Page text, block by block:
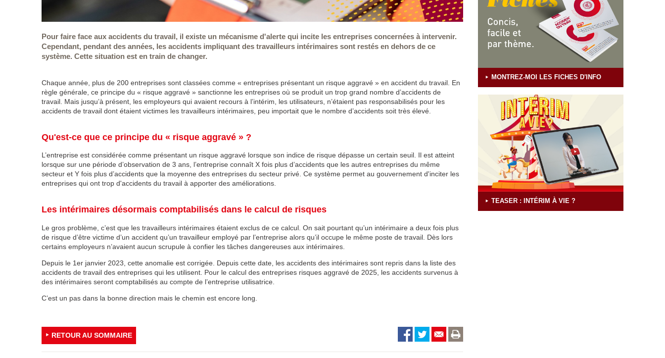
Pour faire face aux accidents du travail, il existe un mécanisme d'alerte qui incite les entreprises concernées à intervenir.
Cependant, pendant des années, les accidents impliquant des travailleurs intérimaires sont restés en dehors de ce
système. Cette situation est en train de changer.
Chaque année, plus de 200 entreprises sont classées comme « entreprises présentant un risque aggravé » en accident du travail. En
règle générale, ce principe du « risque aggravé » sanctionne les entreprises où se produit un trop grand nombre d’accidents de
travail. Mais jusqu’à présent, les employeurs qui avaient recours à l’intérim, les utilisateurs, n’étaient pas responsabilisés pour les
accidents de travail dont étaient victimes les travailleurs intérimaires, peu importait que le nombre d’accidents soit très élevé.
Qu'est-ce que ce principe du « risque aggravé » ?
L’entreprise est considérée comme présentant un risque aggravé lorsque son indice de risque dépasse un certain seuil. Il est atteint
lorsque sur une période d’observation de 3 ans, l’entreprise connaît X fois plus d’accidents que les autres entreprises du même
secteur et Y fois plus d’accidents que la moyenne des entreprises du secteur privé. Ce système permet au gouvernement d'inciter les
entreprises qui ont trop d'accidents du travail à apporter des améliorations.
Les intérimaires désormais comptabilisés dans le calcul de risques
Le gros problème, c’est que les travailleurs intérimaires étaient exclus de ce calcul. On sait pourtant qu’un intérimaire a deux fois plus
de risque d’être victime d’un accident qu’un travailleur employé par l’entreprise alors qu’il occupe le même poste de travail. Dès lors
certains employeurs n’avaient aucun scrupule à confier les tâches dangereuses aux intérimaires.
Depuis le 1er janvier 2023, cette anomalie est corrigée. Depuis cette date, les accidents des intérimaires sont repris dans la liste des
accidents de travail des entreprises qui les utilisent. Pour le calcul des entreprises risques aggravé de 2025, les accidents survenus à
des intérimaires seront comptabilisés au compte de l’entreprise utilisatrice.
C’est un pas dans la bonne direction mais le chemin est encore long.
RETOUR AU SOMMAIRE
MONTREZ-MOI LES FICHES D'INFO
TEASER : INTÉRIM À VIE ?